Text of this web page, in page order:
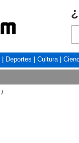
Deportes Cultura|
/